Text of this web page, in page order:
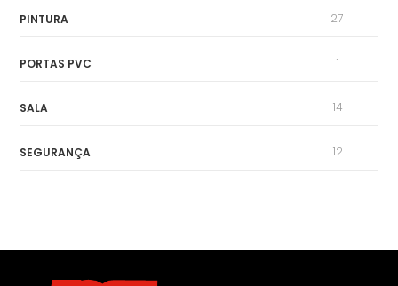
PINTURA 27
PORTAS PVC 1
SALA 14
SEGURANÇA 12